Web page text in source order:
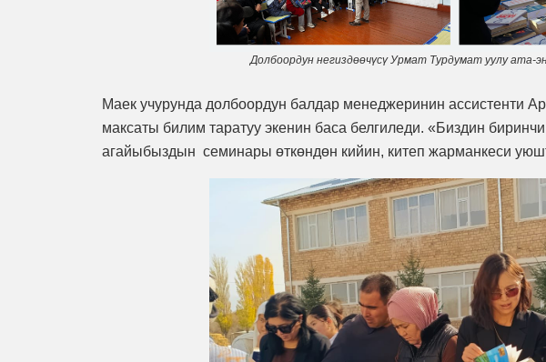
Долбоордун негиздөөчүсү Урмат Турдумат уулу ата-
Маек учурунда долбоордун балдар менеджеринин ассистенти
максаты билим таратуу экенин баса белгиледи. «Биздин
агайыбыздын семинары өткөндөн кийин, китеп жарманкеси